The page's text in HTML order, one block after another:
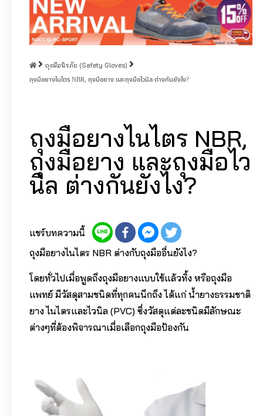
ถุงมือนิรภัย (Safety Gloves)
ถุงมือยางไนไตร NBR, ถุงมือยาง และถุงมือไวนิล ต่างกันยังไง?
ถุงมือยางไนไตร NBR,
ถุงมือยาง และถุงมือไว
นิล ต่างกันยังไง?
แชร์บทความนี้
ถุงมือยางไนไตร NBR ต่างกับถุงมืออื่นยังไง?
โดยทั่วไปเมื่อพูดถึงถุงมือยางแบบใช้แล้วทิ้ง หรือถุงมือ
แพทย์ มีวัสดุสามชนิดที่ทุกคนนึกถึง ได้แก่ น้ำยางธรรมชาติ
ยาง ไนไตรและไวนิล (PVC) ซึ่งวัสดุแต่ละชนิดมีลักษณะ
ต่างๆที่ต้องพิจารณาเมื่อเลือกถุงมือป้องกัน